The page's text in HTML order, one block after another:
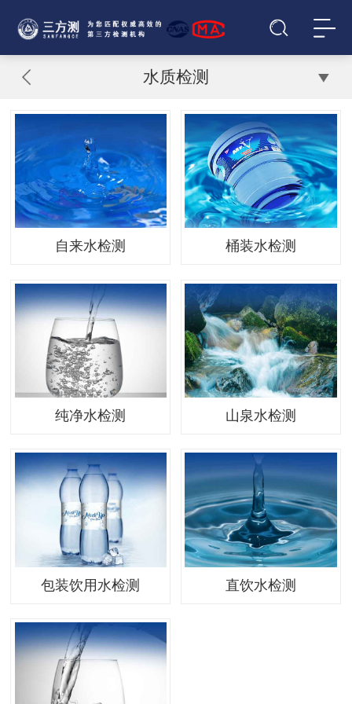
水质检测
自来水检测 桶装水检测
纯净水检测 山泉水检测
包装饮用水检测 直饮水检测